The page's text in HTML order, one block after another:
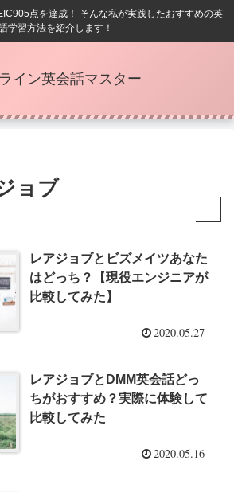
点を達成！ そんな私が実践したおすすめの英
学習方法を紹介します！
イン英会話マスター
ョブ
レアジョブとビズメイツあなた
はどっち？【現役エンジニアが
比較してみた】
2020.05.27
レアジョブとDMM英会話どっ
ちがおすすめ？実際に体験して
比較してみた
2020.05.16